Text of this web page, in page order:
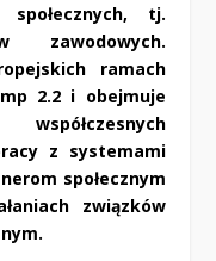
społecznych, tj.
zawodowych.
ramach
2.2 i obejmuje
z systemami
społecznym
związków